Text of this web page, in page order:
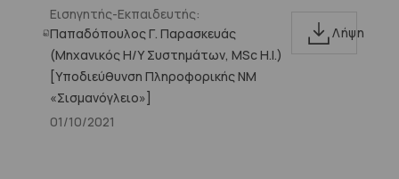
Εισηγητής-Εκπαιδευτής:
Παπαδόπουλος Γ. Παρασκευάς
(Μηχανικός Η/Υ Συστημάτων, MSc H.I.)
[Υποδιεύθυνση Πληροφορικής ΝΜ
«Σισμανόγλειο»]
01/10/2021
Λήψη